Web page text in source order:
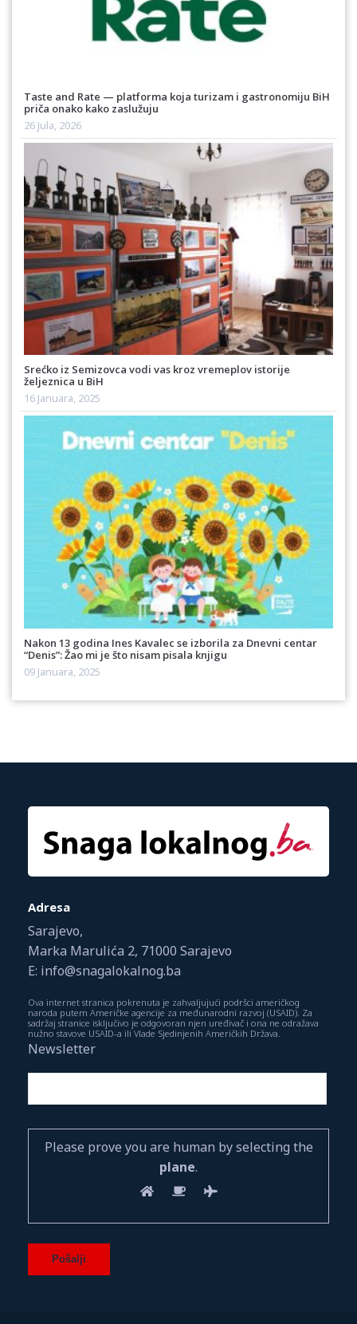
Taste and Rate — platforma koja turizam i gastronomiju BiH
priča onako kako zaslužuju
26 Jula, 2026
Srećko iz Semizovca vodi vas kroz vremeplov istorije
željeznica u BiH
16 Januara, 2025
Nakon 13 godina Ines Kavalec se izborila za Dnevni centar
“Denis”: Žao mi je što nisam pisala knjigu
09 Januara, 2025
Adresa
Sarajevo,
Marka Marulića 2, 71000 Sarajevo
E: info@snagalokalnog.ba
Ova internet stranica pokrenuta je zahvaljujući podršci američkog
naroda putem Američke agencije za međunarodni razvoj (USAID). Za
sadržaj stranice isključivo je odgovoran njen uređivač i ona ne odražava
nužno stavove USAID-a ili Vlade Sjedinjenih Američkih Država.
Newsletter
Please prove you are human by selecting the
plane.